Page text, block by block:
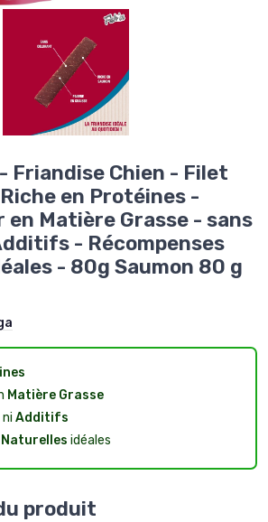
Friandise Chien - Filet
en Protéines -
en Matière Grasse - sans
- Récompenses
- 80g Saumon 80 g
Matière Grasse
ni Additifs
Naturelles idéales
produit